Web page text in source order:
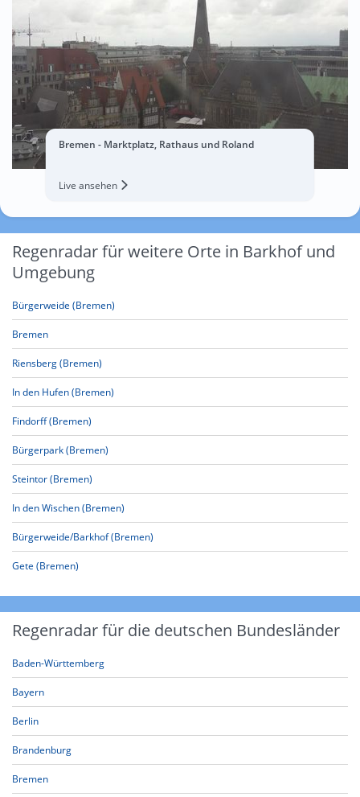
Bremen - Marktplatz, Rathaus und Roland
Live ansehen
Regenradar für weitere Orte in Barkhof und
Umgebung
Bürgerweide (Bremen)
Bremen
Riensberg (Bremen)
In den Hufen (Bremen)
Findorff (Bremen)
Bürgerpark (Bremen)
Steintor (Bremen)
In den Wischen (Bremen)
Bürgerweide/Barkhof (Bremen)
Gete (Bremen)
Regenradar für die deutschen Bundesländer
Baden-Württemberg
Bayern
Berlin
Brandenburg
Bremen